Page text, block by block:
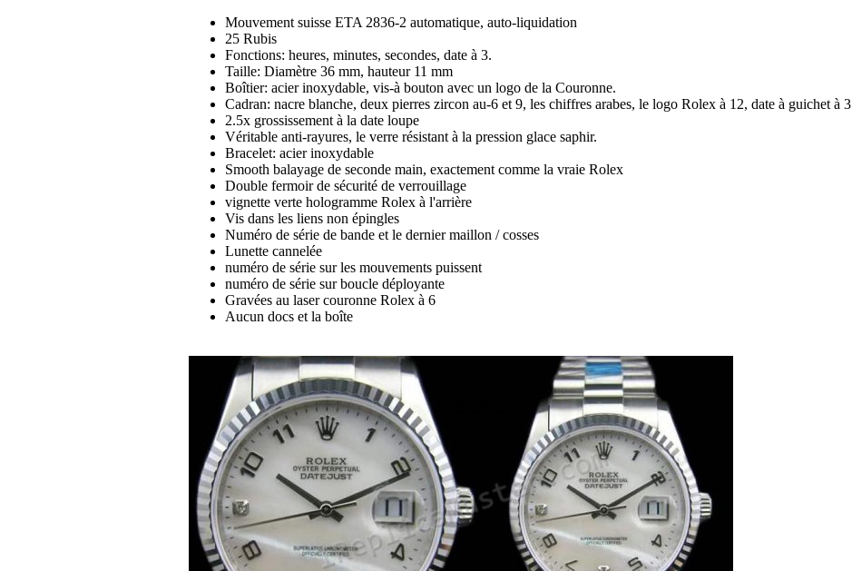
Mouvement suisse ETA 2836-2 automatique, auto-liquidation
25 Rubis
Fonctions: heures, minutes, secondes, date à 3.
Taille: Diamètre 36 mm, hauteur 11 mm
Boîtier: acier inoxydable, vis-à bouton avec un logo de la Couronne.
Cadran: nacre blanche, deux pierres zircon au-6 et 9, les chiffres arabes, le logo Rolex à 12, date à guichet à 3
2.5x grossissement à la date loupe
Véritable anti-rayures, le verre résistant à la pression glace saphir.
Bracelet: acier inoxydable
Smooth balayage de seconde main, exactement comme la vraie Rolex
Double fermoir de sécurité de verrouillage
vignette verte hologramme Rolex à l'arrière
Vis dans les liens non épingles
Numéro de série de bande et le dernier maillon / cosses
Lunette cannelée
numéro de série sur les mouvements puissent
numéro de série sur boucle déployante
Gravées au laser couronne Rolex à 6
Aucun docs et la boîte